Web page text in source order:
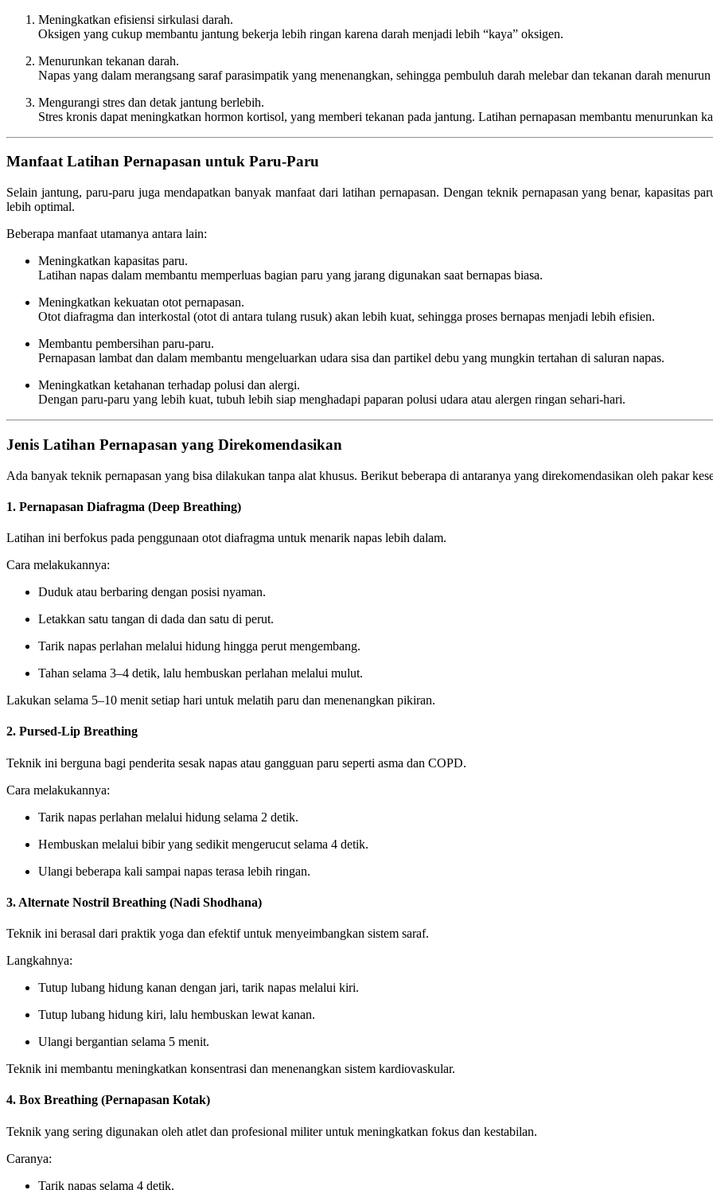
Meningkatkan efisiensi sirkulasi darah.
Oksigen yang cukup membantu jantung bekerja lebih ringan karena darah menjadi lebih “kaya” oksigen.
Menurunkan tekanan darah.
Napas yang dalam merangsang saraf parasimpatik yang menenangkan, sehingga pembuluh darah melebar dan tekanan darah menurun
Mengurangi stres dan detak jantung berlebih.
Stres kronis dapat meningkatkan hormon kortisol, yang memberi tekanan pada jantung. Latihan pernapasan membantu menurunkan
Manfaat Latihan Pernapasan untuk Paru-Paru
Selain jantung, paru-paru juga mendapatkan banyak manfaat dari latihan pernapasan. Dengan teknik pernapasan yang benar, kapasitas
lebih optimal.
Beberapa manfaat utamanya antara lain:
Meningkatkan kapasitas paru.
Latihan napas dalam membantu memperluas bagian paru yang jarang digunakan saat bernapas biasa.
Meningkatkan kekuatan otot pernapasan.
Otot diafragma dan interkostal (otot di antara tulang rusuk) akan lebih kuat, sehingga proses bernapas menjadi lebih efisien.
Membantu pembersihan paru-paru.
Pernapasan lambat dan dalam membantu mengeluarkan udara sisa dan partikel debu yang mungkin tertahan di saluran napas.
Meningkatkan ketahanan terhadap polusi dan alergi.
Dengan paru-paru yang lebih kuat, tubuh lebih siap menghadapi paparan polusi udara atau alergen ringan sehari-hari.
Jenis Latihan Pernapasan yang Direkomendasikan
Ada banyak teknik pernapasan yang bisa dilakukan tanpa alat khusus. Berikut beberapa di antaranya yang direkomendasikan oleh pakar
1. Pernapasan Diafragma (Deep Breathing)
Latihan ini berfokus pada penggunaan otot diafragma untuk menarik napas lebih dalam.
Cara melakukannya:
Duduk atau berbaring dengan posisi nyaman.
Letakkan satu tangan di dada dan satu di perut.
Tarik napas perlahan melalui hidung hingga perut mengembang.
Tahan selama 3–4 detik, lalu hembuskan perlahan melalui mulut.
Lakukan selama 5–10 menit setiap hari untuk melatih paru dan menenangkan pikiran.
2. Pursed-Lip Breathing
Teknik ini berguna bagi penderita sesak napas atau gangguan paru seperti asma dan COPD.
Cara melakukannya:
Tarik napas perlahan melalui hidung selama 2 detik.
Hembuskan melalui bibir yang sedikit mengerucut selama 4 detik.
Ulangi beberapa kali sampai napas terasa lebih ringan.
3. Alternate Nostril Breathing (Nadi Shodhana)
Teknik ini berasal dari praktik yoga dan efektif untuk menyeimbangkan sistem saraf.
Langkahnya:
Tutup lubang hidung kanan dengan jari, tarik napas melalui kiri.
Tutup lubang hidung kiri, lalu hembuskan lewat kanan.
Ulangi bergantian selama 5 menit.
Teknik ini membantu meningkatkan konsentrasi dan menenangkan sistem kardiovaskular.
4. Box Breathing (Pernapasan Kotak)
Teknik yang sering digunakan oleh atlet dan profesional militer untuk meningkatkan fokus dan kestabilan.
Caranya:
Tarik napas selama 4 detik.